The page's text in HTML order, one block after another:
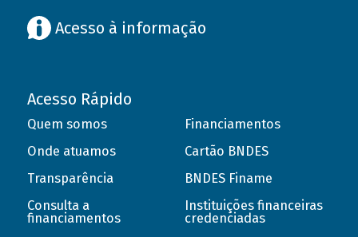
Acesso à informação
Acesso Rápido
Quem somos
Onde atuamos
Transparência
Consulta a
financiamentos
Financiamentos
Cartão BNDES
BNDES Finame
Instituições financeiras
credenciadas